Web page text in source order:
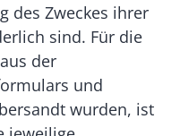
des Zweckes ihrer
sind. Für die
der
und
wurden, ist